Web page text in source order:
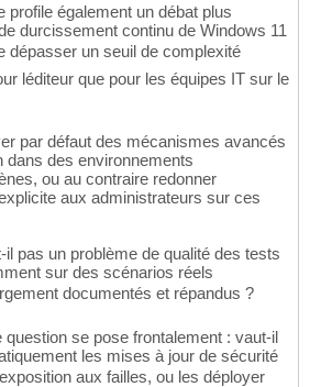
profile également un débat plus
durcissement continu de Windows 11
dépasser un seuil de complexité
léditeur que pour les équipes IT sur le
par défaut des mécanismes avancés
des environnements
ou au contraire redonner
aux administrateurs sur ces
pas un problème de qualité des tests
sur des scénarios réels
documentés et répandus ?
question se pose frontalement : vaut-il
les mises à jour de sécurité
aux failles, ou les déployer